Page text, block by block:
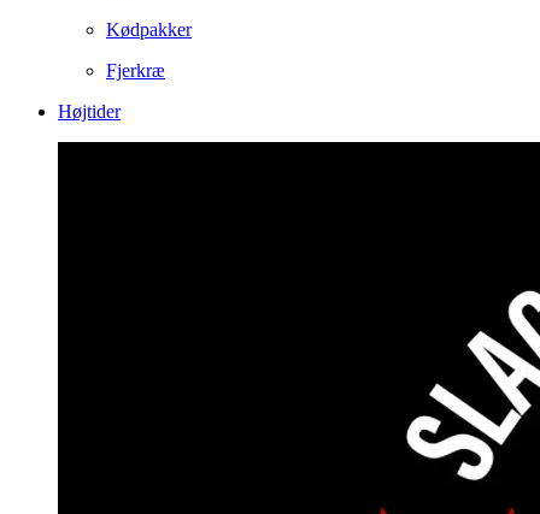
Kødpakker
Fjerkræ
Højtider